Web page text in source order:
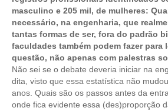
masculino e 205 mil, de mulheres:
necessário, na engenharia, que
tantas formas de ser, fora do padrão
faculdades também podem fazer para
questão, não apenas com palestras
Não sei se o debate deveria iniciar na
dita, visto que essa estatística não
anos. Quais são os passos antes da
onde fica evidente essa (des)proporção